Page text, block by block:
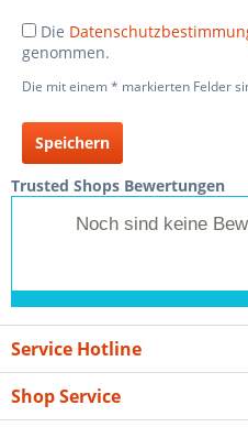
Die
genommen.
Die mit einem * markierten Felder
Speichern
Trusted Shops Bewertungen
Noch sind keine
Service Hotline
Shop Service